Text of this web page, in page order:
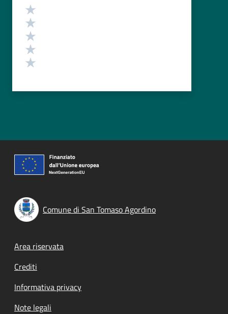
Valutazione
Comune di San Tomaso Agordino
Footer menu
Area riservata
Crediti
Informativa privacy
Note legali